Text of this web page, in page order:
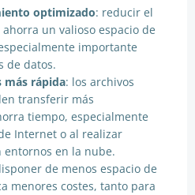
optimizado: reducir el
un valioso espacio de
importante
de datos.
más rápida: los archivos
transferir más
tiempo, especialmente
Internet o al realizar
entornos en la nube.
de menos espacio de
menores costes, tanto para